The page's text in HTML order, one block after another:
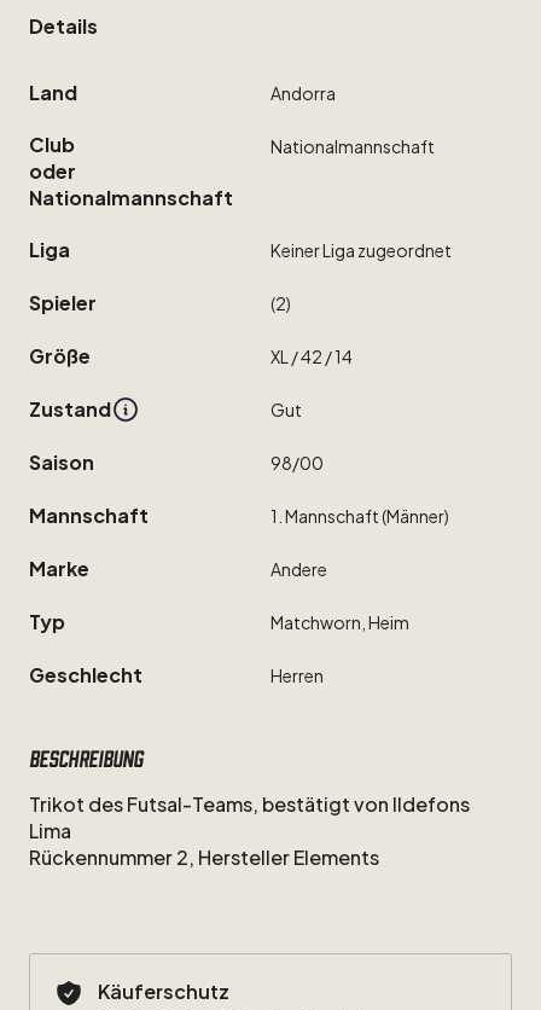
Details
Land Andorra
Club
oder
Nationalmannschaft
Nationalmannschaft
Liga KeinerLiga zugeordnet
Spieler (2)
Größe XL ​/​42 ​/​14
Zustand Gut
Saison 98​/​00
Mannschaft 1. Mannschaft(Männer)
Marke Andere
Typ Matchworn, Heim
Geschlecht Herren
Beschreibung
Trikot desFutsal-Teams, bestätigtvon Ildefons
Lima
Rückennummer2, HerstellerElements
Käuferschutz